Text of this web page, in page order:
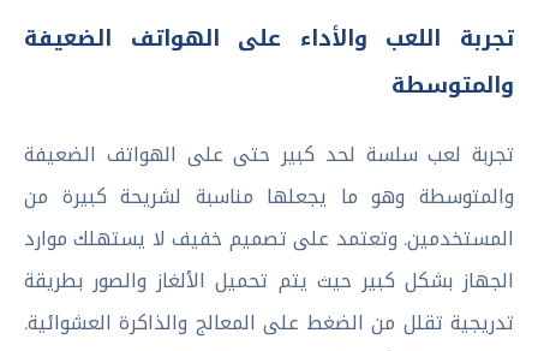
تجربة اللعب والأداء على الهواتف الضعيفة
والمتوسطة
تجربة لعب سلسة لحد كبير حتى على الهواتف الضعيفة
والمتوسطة وهو ما يجعلها مناسبة لشريحة كبيرة من
المستخدمين. وتعتمد على تصميم خفيف لا يستهلك موارد
الجهاز بشكل كبير حيث يتم تحميل الألغاز والصور بطريقة
تدريجية تقلل من الضغط على المعالج والذاكرة العشوائية.